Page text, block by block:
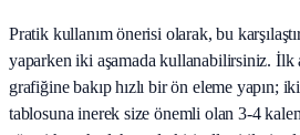
Pratik kullanım önerisi olarak, bu
yaparken iki aşamada kullanabilirsiniz. İlk
grafiğine bakıp hızlı bir ön eleme yapın;
tablosuna inerek size önemli olan 3-4